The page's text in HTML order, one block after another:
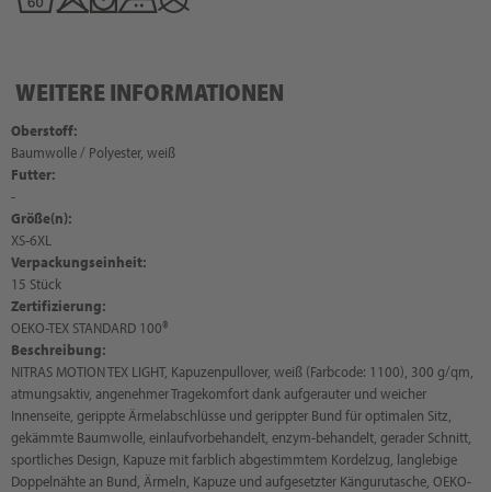
WEITERE INFORMATIONEN
Oberstoff:
Baumwolle / Polyester, weiß
Futter:
-
Größe(n):
XS-6XL
Verpackungseinheit:
15 Stück
Zertifizierung:
OEKO-TEX STANDARD 100®
Beschreibung:
NITRAS MOTION TEX LIGHT, Kapuzenpullover, weiß (Farbcode: 1100), 300 g/qm,
atmungsaktiv, angenehmer Tragekomfort dank aufgerauter und weicher
Innenseite, gerippte Ärmelabschlüsse und gerippter Bund für optimalen Sitz,
gekämmte Baumwolle, einlaufvorbehandelt, enzym-behandelt, gerader Schnitt,
sportliches Design, Kapuze mit farblich abgestimmtem Kordelzug, langlebige
Doppelnähte an Bund, Ärmeln, Kapuze und aufgesetzter Kängurutasche, OEKO-